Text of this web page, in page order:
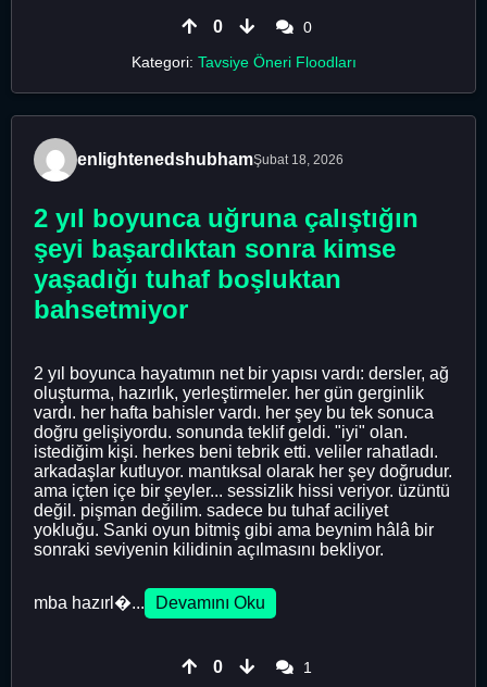
0
0
Kategori: Tavsiye Öneri Floodları
enlightenedshubhamŞubat 18, 2026
2 yıl boyunca uğruna çalıştığın
şeyi başardıktan sonra kimse
yaşadığı tuhaf boşluktan
bahsetmiyor
2 yıl boyunca hayatımın net bir yapısı vardı: dersler, ağ
oluşturma, hazırlık, yerleştirmeler. her gün gerginlik
vardı. her hafta bahisler vardı. her şey bu tek sonuca
doğru gelişiyordu. sonunda teklif geldi. "iyi" olan.
istediğim kişi. herkes beni tebrik etti. veliler rahatladı.
arkadaşlar kutluyor. mantıksal olarak her şey doğrudur.
ama içten içe bir şeyler... sessizlik hissi veriyor. üzüntü
değil. pişman değilim. sadece bu tuhaf aciliyet
yokluğu. Sanki oyun bitmiş gibi ama beynim hâlâ bir
sonraki seviyenin kilidinin açılmasını bekliyor.
mba hazırl�... Devamını Oku
0
1